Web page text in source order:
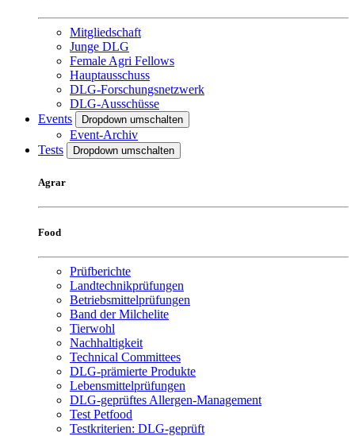
Mitgliedschaft
Junge DLG
Female Agri Fellows
Hauptausschuss
DLG-Forschungsnetzwerk
DLG-Ausschüsse
Events
Dropdown umschalten
Event-Archiv
Tests
Dropdown umschalten
Agrar
Food
Prüfberichte
Landtechnikprüfungen
Betriebsmittelprüfungen
Band der Milchelite
Tierwohl
Nachhaltigkeit
Technical Committees
DLG-prämierte Produkte
Lebensmittelprüfungen
DLG-geprüftes Allergen-Management
Test Petfood
Testkriterien: DLG-geprüft